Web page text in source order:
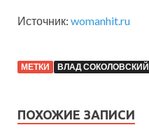
Источник: womanhit.ru
МЕТКИ ВЛАД СОКОЛОВСКИЙ
ПОХОЖИЕ ЗАПИСИ